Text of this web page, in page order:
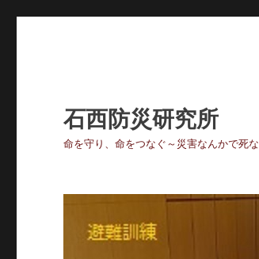
石西防災研究所
命を守り、命をつなぐ～災害なんかで死